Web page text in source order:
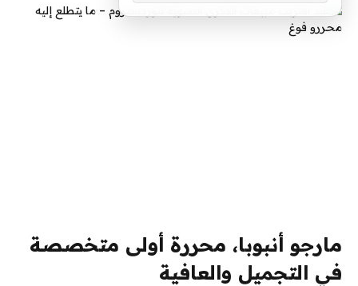
مارجو أنبوبا، محررة أولى متخصصة
في التجميل والعافية